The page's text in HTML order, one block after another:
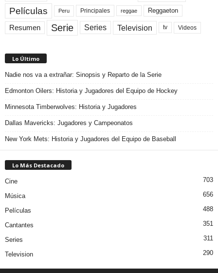
Películas Peru Principales reggae Reggaeton
Resumen Serie Series Television tv Videos
Lo Último
Nadie nos va a extrañar: Sinopsis y Reparto de la Serie
Edmonton Oilers: Historia y Jugadores del Equipo de Hockey
Minnesota Timberwolves: Historia y Jugadores
Dallas Mavericks: Jugadores y Campeonatos
New York Mets: Historia y Jugadores del Equipo de Baseball
Lo Más Destacado
Cine 703
Música 656
Películas 488
Cantantes 351
Series 311
Television 290